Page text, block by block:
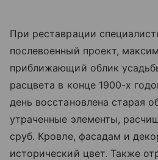
При реставрации
послевоенный проект,
приближающий облик
расцвета в конце 1900-х
день восстановлена старая
утраченные элементы,
сруб. Кровле, фасадам и
исторический цвет. Также